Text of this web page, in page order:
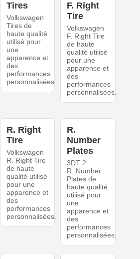
Tires
Volkswagen
Tires de
haute qualité
utilisé pour
une
apparence et
des
performances
personnalisées.
F. Right
Tire
Volkswagen
F. Right Tire
de haute
qualité utilisé
pour une
apparence et
des
performances
personnalisées.
R. Right
Tire
Volkswagen
R. Right Tire
de haute
qualité utilisé
pour une
apparence et
des
performances
personnalisées.
R.
Number
Plates
3DT 2
R. Number
Plates de
haute qualité
utilisé pour
une
apparence et
des
performances
personnalisées.